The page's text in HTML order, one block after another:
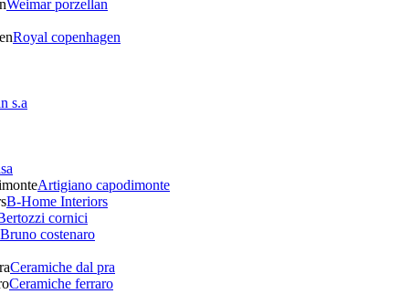
Weimar porzellan
Royal copenhagen
s.a
Artigiano capodimonte
B-Home Interiors
cornici
Bruno costenaro
Ceramiche dal pra
Ceramiche ferraro